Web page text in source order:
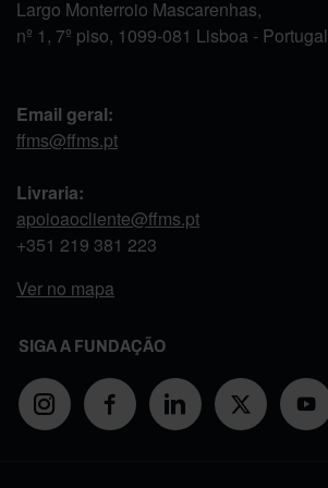
Largo Monterroio Mascarenhas,
nº 1, 7º piso, 1099-081 Lisboa - Portugal
Email geral:
ffms@ffms.pt
Livraria:
apoioaocliente@ffms.pt
+351 219 381 223
Ver no mapa
SIGA A FUNDAÇÃO